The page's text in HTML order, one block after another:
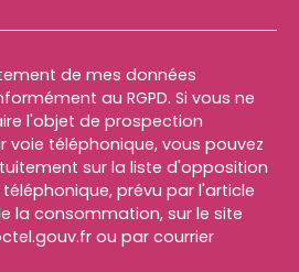
de mes données
au RGPD. Si vous ne
l'objet de prospection
voie téléphonique, vous pouvez
sur la liste d'opposition
prévu par l'article
la consommation, sur le site
ou par courrier